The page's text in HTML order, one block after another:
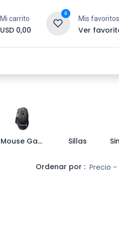
Mi carrito
USD 0,00
0
Mis favoritos
Ver
Mouse Gamer Sillas
Ordenar por : Precio -